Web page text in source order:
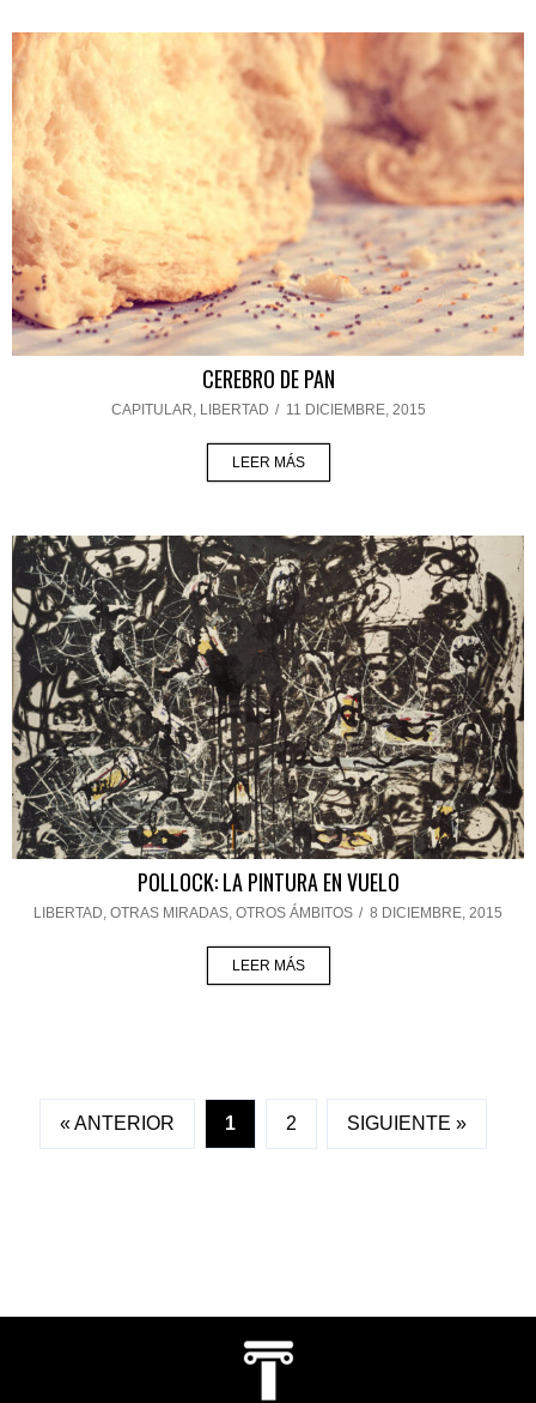
CEREBRO DE PAN
CAPITULAR, LIBERTAD / 11 DICIEMBRE, 2015
LEER MÁS
POLLOCK: LA PINTURA EN VUELO
LIBERTAD, OTRAS MIRADAS, OTROS ÁMBITOS / 8 DICIEMBRE, 2015
LEER MÁS
« ANTERIOR 1 2 SIGUIENTE »